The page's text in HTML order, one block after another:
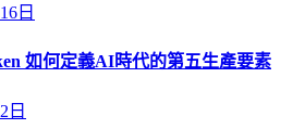
日
如何定義AI時代的第五生產要素
日